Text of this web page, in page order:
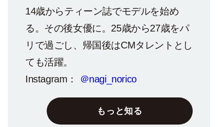
14歳からティーン誌でモデルを始め
る。その後女優に。25歳から27歳をパ
リで過ごし、帰国後はCMタレントとし
ても活躍。
Instagram：
＠nagi_norico
もっと知る